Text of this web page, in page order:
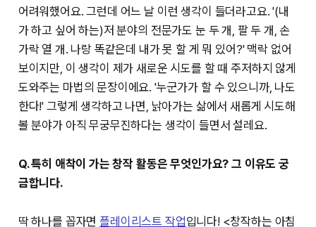
어려워했어요. 그런데 어느 날 이런 생각이 들더라고요. '(내
가 하고 싶어 하는)저 분야의 전문가도 눈 두 개, 팔 두 개, 손
가락 열 개. 나랑 똑같은데 내가 못 할 게 뭐 있어?' 맥락 없어
보이지만, 이 생각이 제가 새로운 시도를 할 때 주저하지 않게
도와주는 마법의 문장이에요. '누군가가 할 수 있으니까, 나도
한다!' 그렇게 생각하고 나면, 낡아가는 삶에서 새롭게 시도해
볼 분야가 아직 무궁무진하다는 생각이 들면서 설레요.
Q. 특히 애착이 가는 창작 활동은 무엇인가요? 그 이유도 궁
금합니다.
딱 하나를 꼽자면플레이리스트 작업입니다! <창작하는 아침